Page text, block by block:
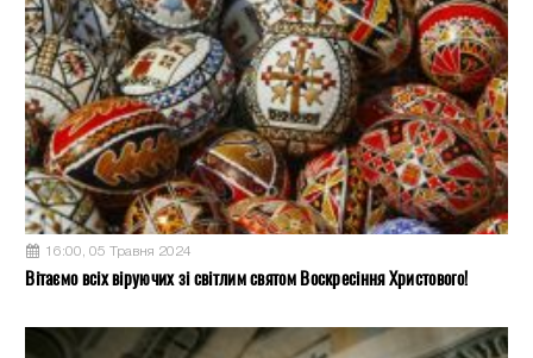
16:00, 05 Травня 2024
Вітаємо всіх віруючих зі світлим святом Воскресіння Христового!